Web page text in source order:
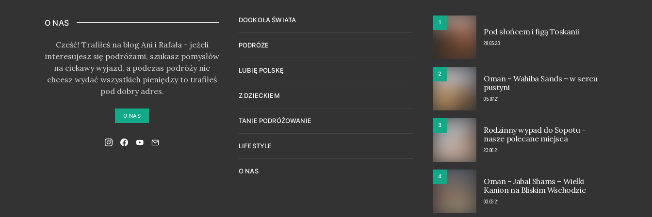
O NAS
Cześć! Trafiłeś na blog Ani i Rafała - jeżeli
interesujesz się podróżami, szukasz pomysłów
na ciekawy wyjazd, a podczas podróży nie
chcesz wydać wszystkich pieniędzy to trafiłeś
pod dobry adres.
O NAS
DOOKOŁA ŚWIATA
PODRÓŻE
LUBIĘ POLSKĘ
Z DZIECKIEM
TANIE PODRÓŻOWANIE
LIFESTYLE
O NAS
1
Pod słońcem i figą Toskanii
20.05.23
2
Oman – Wahiba Sands – w sercu
pustyni
05.07.21
3
Rodzinny wypad do Sopotu –
nasze polecane miejsca
23.06.21
4
Oman – Jabal Shams – Wielki
Kanion na Bliskim Wschodzie
03.03.21